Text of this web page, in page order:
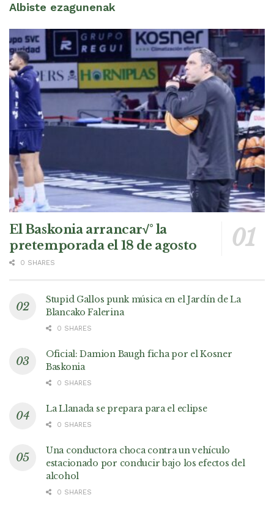
Albiste ezagunenak
El Baskonia arrancar√° la
pretemporada el 18 de agosto
0 SHARES
Stupid Gallos punk música en el Jardín de La
Blancako Falerina
0 SHARES
Oficial: Damion Baugh ficha por el Kosner
Baskonia
0 SHARES
La Llanada se prepara para el eclipse
0 SHARES
Una conductora choca contra un vehículo
estacionado por conducir bajo los efectos del
alcohol
0 SHARES